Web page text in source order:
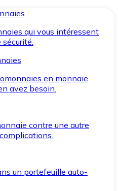
qui vous intéressent
en monnaie
avez besoin.
contre une autre
un portefeuille auto-